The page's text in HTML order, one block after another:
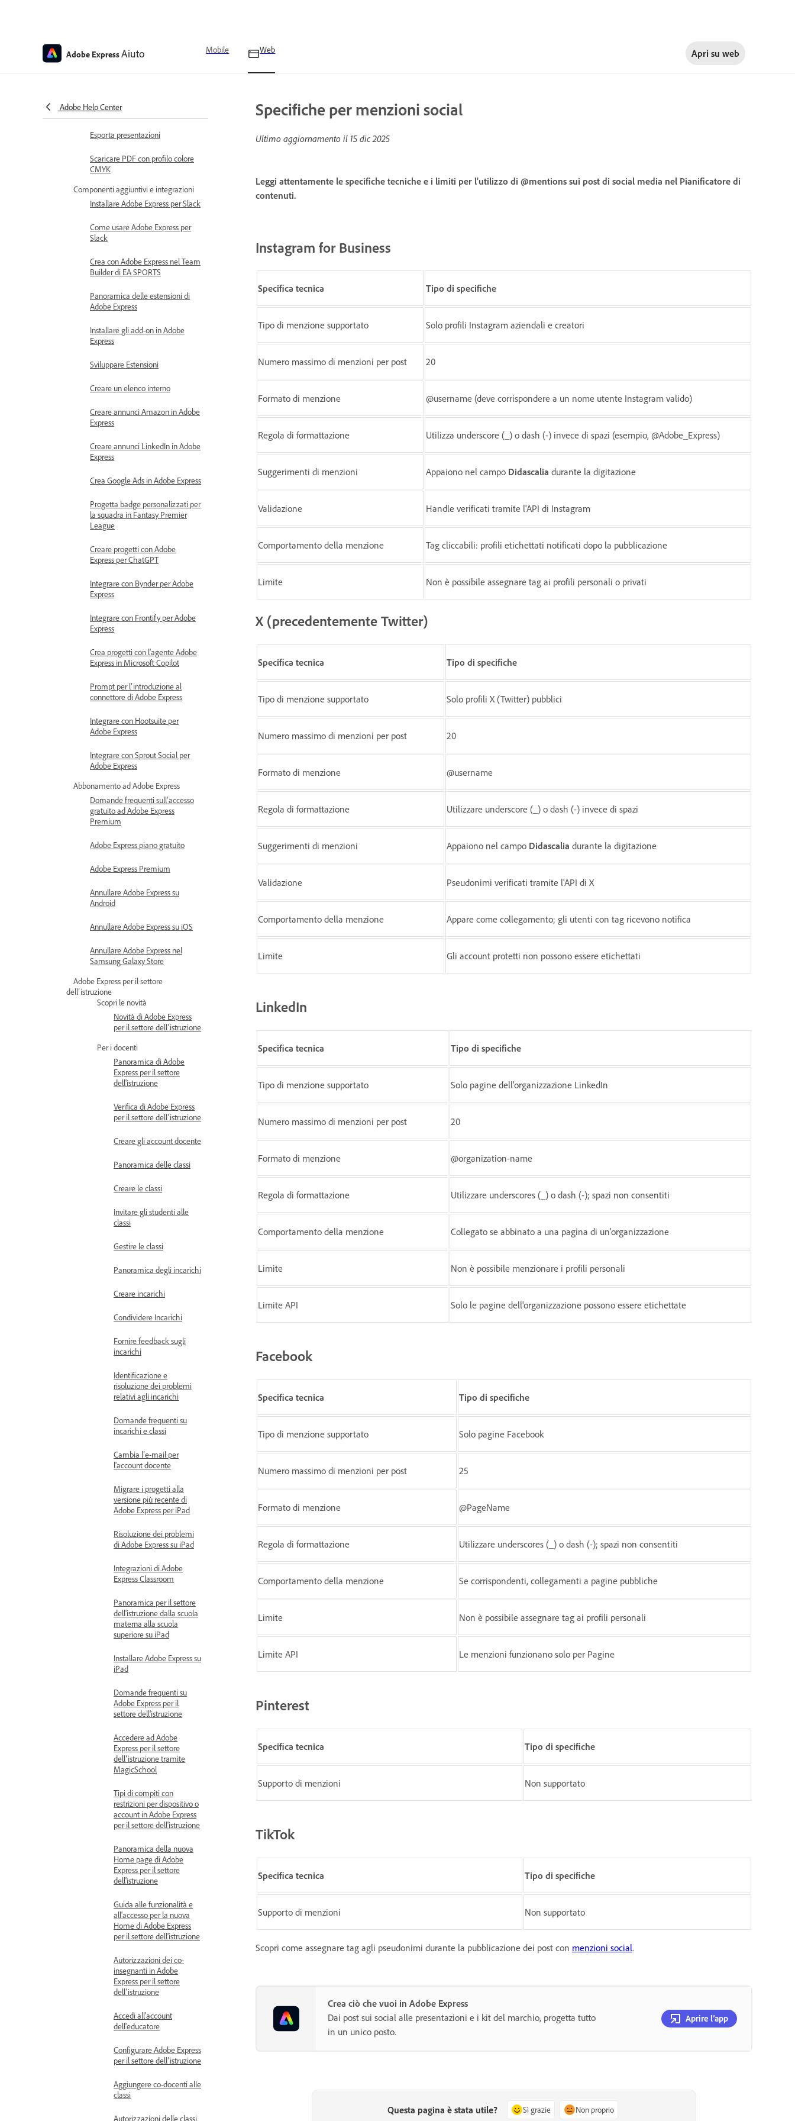
Adobe ExpressAiuto Mobile Web Apri su web
Adobe Help Center
e pagina al vivo
Stampare le progettazioni in
Stampare e ordinare i progetti
Esporta presentazioni
Scaricare PDF con profilo colore
CMYK
Componenti aggiuntivi e integrazioni
Installare Adobe Express per Slack
Come usare Adobe Express per
Slack
Crea con Adobe Express nel Team
Builder di EA SPORTS
Panoramica delle estensioni di
Adobe Express
Installare gli add-on in Adobe
Express
Sviluppare Estensioni
Creare un elenco interno
Creare annunci Amazon in Adobe
Express
Creare annunci LinkedIn in Adobe
Express
Crea Google Ads in Adobe Express
Progetta badge personalizzati per
la squadra in Fantasy Premier
League
Creare progetti con Adobe
Express per ChatGPT
Integrare con Bynder per Adobe
Express
Integrare con Frontify per Adobe
Express
Crea progetti con l'agente Adobe
Express in Microsoft Copilot
Prompt per l’introduzione al
connettore di Adobe Express
Integrare con Hootsuite per
Adobe Express
Integrare con Sprout Social per
Adobe Express
Abbonamento ad Adobe Express
Domande frequenti sull’accesso
gratuito ad Adobe Express
Premium
Adobe Express piano gratuito
Adobe Express Premium
Annullare Adobe Express su
Android
Annullare Adobe Express su iOS
Annullare Adobe Express nel
Samsung Galaxy Store
Adobe Express per il settore
dell’istruzione
Scopri le novità
Novità di Adobe Express
per il settore dell’istruzione
Per i docenti
Panoramica di Adobe
Express per il settore
dell'istruzione
Verifica di Adobe Express
per il settore dell’istruzione
Creare gli account docente
Panoramica delle classi
Creare le classi
Invitare gli studenti alle
classi
Gestire le classi
Panoramica degli incarichi
Creare incarichi
Condividere Incarichi
Fornire feedback sugli
incarichi
Identificazione e
risoluzione dei problemi
relativi agli incarichi
Domande frequenti su
incarichi e classi
Cambia l’e-mail per
l'account docente
Migrare i progetti alla
versione più recente di
Adobe Express per iPad
Risoluzione dei problemi
di Adobe Express su iPad
Integrazioni di Adobe
Express Classroom
Panoramica per il settore
dell'istruzione dalla scuola
materna alla scuola
superiore su iPad
Installare Adobe Express su
iPad
Domande frequenti su
Adobe Express per il
settore dell'istruzione
Accedere ad Adobe
Express per il settore
dell’istruzione tramite
MagicSchool
Tipi di compiti con
restrizioni per dispositivo o
account in Adobe Express
per il settore dell'istruzione
Panoramica della nuova
Home page di Adobe
Express per il settore
dell'istruzione
Guida alle funzionalità e
all'accesso per la nuova
Home di Adobe Express
per il settore dell'istruzione
Autorizzazioni dei co-
insegnanti in Adobe
Express per il settore
dell’istruzione
Accedi all'account
dell'educatore
Configurare Adobe Express
per il settore dell’istruzione
Aggiungere co-docenti alle
classi
Autorizzazioni delle classi
Specifiche per menzioni social
Ultimo aggiornamento il 15 dic 2025
Leggi attentamente le specifiche tecniche e i limiti per l'utilizzo di @mentions sui post di social media nel Pianificatore di
contenuti.
Instagram for Business
Specifica tecnica Tipo di specifiche
Tipo di menzione supportato Solo profili Instagram aziendali e creatori
Numero massimo di menzioni per post 20
Formato di menzione @username (deve corrispondere a un nome utente Instagram valido)
Regola di formattazione Utilizza underscore (_) o dash (-) invece di spazi (esempio, @Adobe_Express)
Suggerimenti di menzioni Appaiono nel campo Didascalia durante la digitazione
Validazione Handle verificati tramite l'API di Instagram
Comportamento della menzione Tag cliccabili: profili etichettati notificati dopo la pubblicazione
Limite Non è possibile assegnare tag ai profili personali o privati
X (precedentemente Twitter)
Specifica tecnica Tipo di specifiche
Tipo di menzione supportato Solo profili X (Twitter) pubblici
Numero massimo di menzioni per post 20
Formato di menzione @username
Regola di formattazione Utilizzare underscore (_) o dash (-) invece di spazi
Suggerimenti di menzioni Appaiono nel campo Didascalia durante la digitazione
Validazione Pseudonimi verificati tramite l'API di X
Comportamento della menzione Appare come collegamento; gli utenti con tag ricevono notifica
Limite Gli account protetti non possono essere etichettati
LinkedIn
Specifica tecnica Tipo di specifiche
Tipo di menzione supportato Solo pagine dell'organizzazione LinkedIn
Numero massimo di menzioni per post 20
Formato di menzione @organization-name
Regola di formattazione Utilizzare underscores (_) o dash (-); spazi non consentiti
Comportamento della menzione Collegato se abbinato a una pagina di un'organizzazione
Limite Non è possibile menzionare i profili personali
Limite API Solo le pagine dell'organizzazione possono essere etichettate
Facebook
Specifica tecnica Tipo di specifiche
Tipo di menzione supportato Solo pagine Facebook
Numero massimo di menzioni per post 25
Formato di menzione @PageName
Regola di formattazione Utilizzare underscores (_) o dash (-); spazi non consentiti
Comportamento della menzione Se corrispondenti, collegamenti a pagine pubbliche
Limite Non è possibile assegnare tag ai profili personali
Limite API Le menzioni funzionano solo per Pagine
Pinterest
Specifica tecnica Tipo di specifiche
Supporto di menzioni Non supportato
TikTok
Specifica tecnica Tipo di specifiche
Supporto di menzioni Non supportato
Scopri come assegnare tag agli pseudonimi durante la pubblicazione dei post con menzioni social.
Crea ciò che vuoi in Adobe Express
Dai post sui social alle presentazioni e i kit del marchio, progetta tutto
in un unico posto.
Aprire l’app
Questa pagina è stata utile? Sì grazie Non proprio